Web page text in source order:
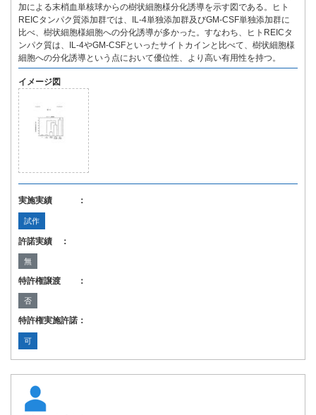
加による末梢血単核球からの樹状細胞様分化誘導を示す図である。ヒト
REICタンパク質添加群では、IL-4単独添加群及びGM-CSF単独添加群に
比べ、樹状細胞様細胞への分化誘導が多かった。すなわち、ヒトREICタ
ンパク質は、IL-4やGM-CSFといったサイトカインと比べて、樹状細胞様
細胞への分化誘導という点において優位性、より高い有用性を持つ。
イメージ図
実施実績 ：
試作
許諾実績 ：
無
特許権譲渡 ：
否
特許権実施許諾：
可